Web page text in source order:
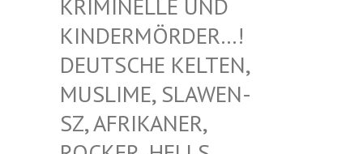
RIMINELLE UND K
INDERMÖRDER…! D
EUTSCHE KELTEN, M
USLIME, SLAWEN-S
Z, AFRIKANER, R